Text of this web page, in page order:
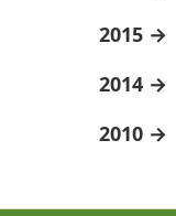
2015
2014
2010